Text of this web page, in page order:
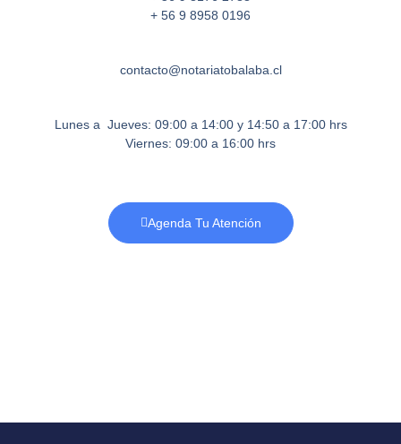
+ 56 9 8958 0196
contacto@notariatobalaba.cl
Lunes a Jueves: 09:00 a 14:00 y 14:50 a 17:00 hrs
Viernes: 09:00 a 16:00 hrs
Agenda Tu Atención